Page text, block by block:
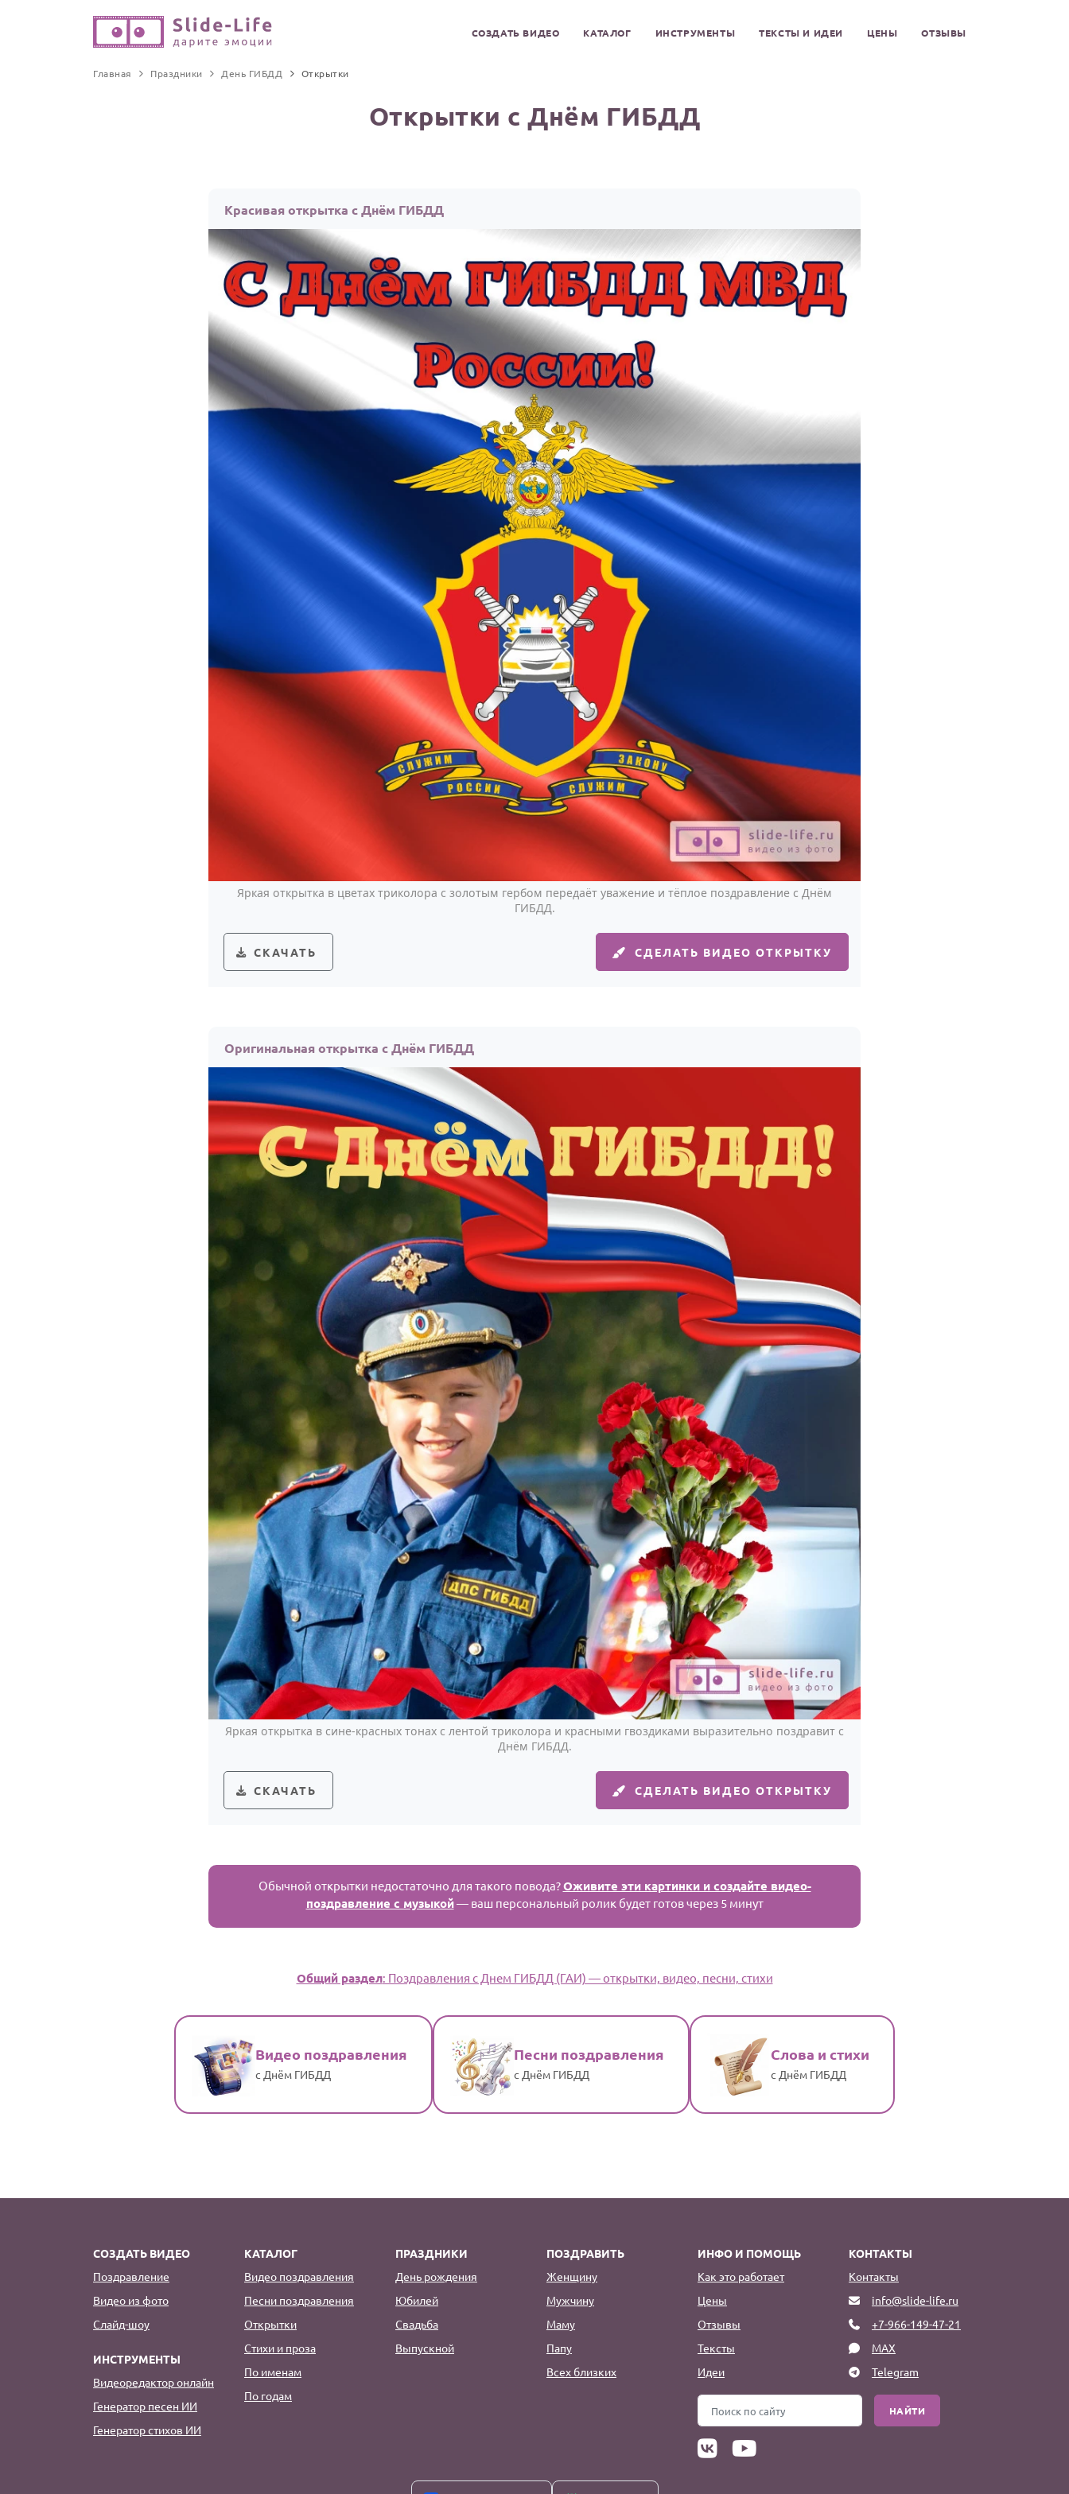
СОЗДАТЬ ВИДЕО КАТАЛОГ ИНСТРУМЕНТЫ ТЕКСТЫ И ИДЕИ ЦЕНЫ ОТЗЫВЫ
Главная Праздники День ГИБДД Открытки
Открытки с Днём ГИБДД
Красивая открытка с Днём ГИБДД
Яркая открытка в цветах триколора с золотым гербом передаёт уважение и тёплое поздравление с Днём
ГИБДД.
СКАЧАТЬ СДЕЛАТЬ ВИДЕО ОТКРЫТКУ
Оригинальная открытка с Днём ГИБДД
Яркая открытка в сине-красных тонах с лентой триколора и красными гвоздиками выразительно поздравит с
Днём ГИБДД.
СКАЧАТЬ СДЕЛАТЬ ВИДЕО ОТКРЫТКУ
Обычной открытки недостаточно для такого повода?Оживите эти картинки и создайте видео-
поздравление с музыкой— ваш персональный ролик будет готов через 5 минут
Общий раздел: Поздравления с Днем ГИБДД (ГАИ) — открытки, видео, песни, стихи
Видео поздравления
с Днём ГИБДД
Песни поздравления
с Днём ГИБДД
Слова и стихи
с Днём ГИБДД
СОЗДАТЬ ВИДЕО
Поздравление
Видео из фото
Слайд-шоу
ИНСТРУМЕНТЫ
Видеоредактор онлайн
Генератор песен ИИ
Генератор стихов ИИ
КАТАЛОГ
Видео поздравления
Песни поздравления
Открытки
Стихи и проза
По именам
По годам
ПРАЗДНИКИ
День рождения
Юбилей
Свадьба
Выпускной
ПОЗДРАВИТЬ
Женщину
Мужчину
Маму
Папу
Всех близких
ИНФО И ПОМОЩЬ
Как это работает
Цены
Отзывы
Тексты
Идеи
КОНТАКТЫ
Контакты
info@slide-life.ru
+7-966-149-47-21
MAX
Telegram
НАЙТИ